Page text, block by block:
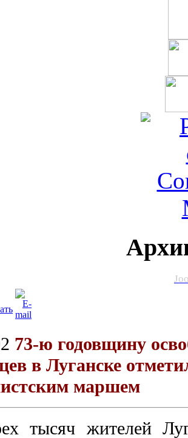
73-ю годовщину
в Луганске
маршем
тысяч жителей